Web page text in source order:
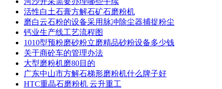
活性白土石膏方解石矿石磨粉机
磨白云石粉的设备采用脉冲除尘器捕捉粉尘
钙业生产线工艺流程图
1010型预粉磨砂粉立磨精品砂粉设备多少钱
关于商砼车的管理办法
大型磨粉机磨80目的
广东中山市方解石梯形磨粉机什么牌子好
HTC重晶石磨粉机 云升重工